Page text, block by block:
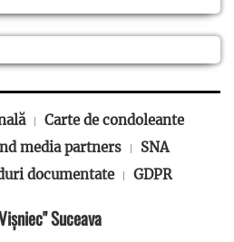
Carte de condoleante
media partners
SNA
documentate GDPR
Suceava